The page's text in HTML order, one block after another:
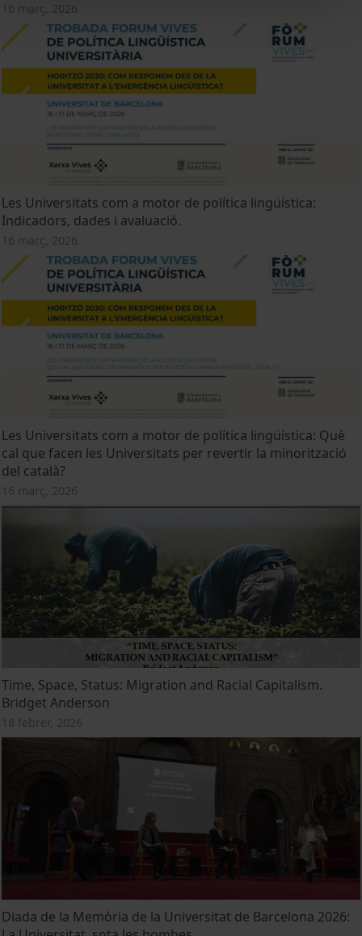
16 març, 2026
Les Universitats com a motor de política lingüística:
Indicadors, dades i avaluació.
16 març, 2026
Les Universitats com a motor de política lingüística: Què
cal que facen les Universitats per revertir la minorització
del català?
16 març, 2026
Time, Space, Status: Migration and Racial Capitalism.
Bridget Anderson
18 febrer, 2026
Diada de la Memòria de la Universitat de Barcelona 2026: